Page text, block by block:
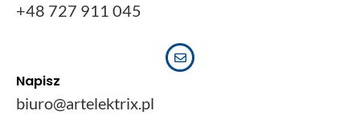
+48 727 911 045
Napisz
biuro@artelektrix.pl